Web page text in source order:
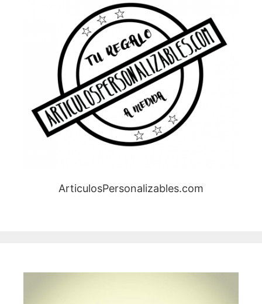
ArticulosPersonalizables.com